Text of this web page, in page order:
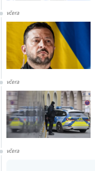
včera
včera
včera